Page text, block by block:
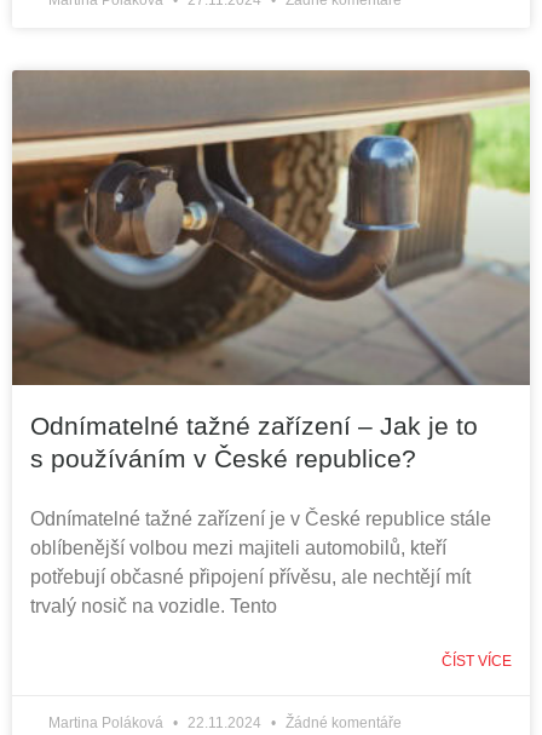
Odnímatelné tažné zařízení – Jak je to
s používáním v České republice?
Odnímatelné tažné zařízení je v České republice stále
oblíbenější volbou mezi majiteli automobilů, kteří
potřebují občasné připojení přívěsu, ale nechtějí mít
trvalý nosič na vozidle. Tento
ČÍST VÍCE
Martina Poláková 22.11.2024 Žádné komentáře